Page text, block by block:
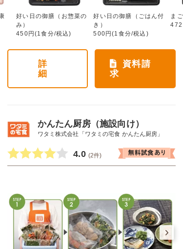
好い日の御膳（お惣菜の
み）
450円(1食分/税込)
好い日の御膳（ごはん付
き）
500円(1食分/税込)
ま
詳
細
資料請
求
かんたん厨房（施設向け）
ワタミ株式会社「ワタミの宅食 かんたん厨房」
4.0 (2件)